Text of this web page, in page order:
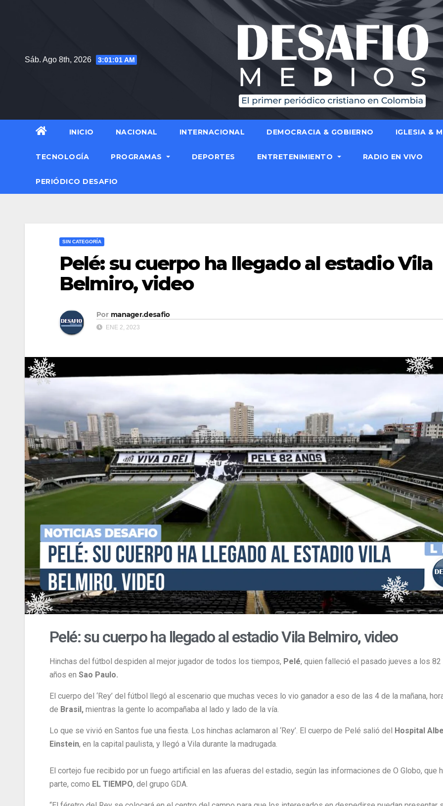
Sáb. Ago 8th, 2026 3:01:02 AM
INICIO NACIONAL INTERNACIONAL DEMOCRACIA & GOBIERNO IGLESIA &
TECNOLOGÍA PROGRAMAS DEPORTES ENTRETENIMIENTO RADIO EN VIVO
PERIÓDICO DESAFIO
SIN CATEGORÍA
Pelé: su cuerpo ha llegado al estadio Vila
Belmiro, video
Por manager.desafio
ENE 2, 2023
Pelé: su cuerpo ha llegado al estadio Vila Belmiro, video
Hinchas del fútbol despiden al mejor jugador de todos los tiempos, Pelé, quien falleció el pasado jueves a los 82
años en Sao Paulo.
El cuerpo del ‘Rey’ del fútbol llegó al escenario que muchas veces lo vio ganador a eso de las 4 de la mañana,
de Brasil, mientras la gente lo acompañaba al lado y lado de la vía.
Lo que se vivió en Santos fue una fiesta. Los hinchas aclamaron al ‘Rey’. El cuerpo de Pelé salió del
Hospital
Einstein, en la capital paulista, y llegó a Vila durante la madrugada.
El cortejo fue recibido por un fuego artificial en las afueras del estadio, según las informaciones de O Globo, que
parte, como EL TIEMPO, del grupo GDA.